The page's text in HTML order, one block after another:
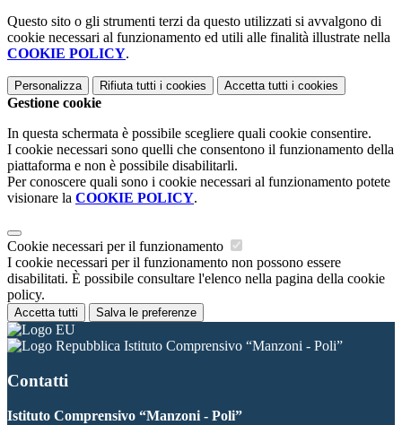
Questo sito o gli strumenti terzi da questo utilizzati si avvalgono di
cookie necessari al funzionamento ed utili alle finalità illustrate nella
COOKIE POLICY.
Personalizza Rifiuta tutti i cookies Accetta tutti i cookies
Gestione cookie
In questa schermata è possibile scegliere quali cookie consentire.
I cookie necessari sono quelli che consentono il funzionamento della
piattaforma e non è possibile disabilitarli.
Per conoscere quali sono i cookie necessari al funzionamento potete
visionare la COOKIE POLICY.
Cookie necessari per il funzionamento
I cookie necessari per il funzionamento non possono essere
disabilitati. È possibile consultare l'elenco nella pagina della cookie
policy.
Accetta tutti Salva le preferenze
Istituto Comprensivo “Manzoni - Poli”
Contatti
Istituto Comprensivo “Manzoni - Poli”